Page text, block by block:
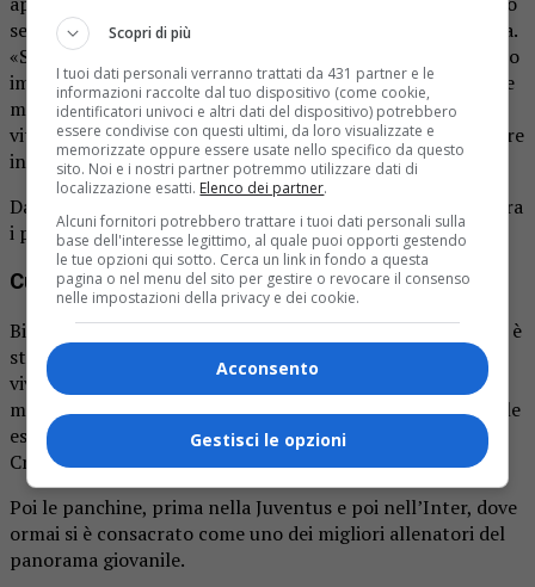
sei trofei a livello giovanili, tra cui uno scudetto Primavera.
«Sono orgoglio e contento di aver portato a casa un trofeo
importante. Una dedica particolare a mio figlio Mattia, che
mi ha reso il compito più facile», aveva dichiarato dopo la
vittoria del campionato. Era stato proprio Mattia ad andare
in rete nella partita decisiva per l’assegnazione del titolo
Da giocatore invece ha giocato a lungo al Chievo Verona tra
i professionisti.
Curriculum
Biellese doc, di Gaglianico, classe 1975, Andrea Zanchetta è
stato un centrocampista dai piedi buoni. Cresciuto nel
vivaio interista, con cui ha debuttato in A. Poi tante le
maglie indossate in quasi 20 anni di carriera. Si ricordano le
esperienze con Foggia, Chievo, Reggina, Vicenza, Lecce e
Cremonese. Tutte tra serie A e B.
Poi le panchine, prima nella Juventus e poi nell’Inter, dove
ormai si è consacrato come uno dei migliori allenatori del
panorama giovanile.
Scopri di più
I tuoi dati personali verranno trattati da 431 partner e le
informazioni raccolte dal tuo dispositivo (come cookie,
identificatori univoci e altri dati del dispositivo) potrebbero
essere condivise con questi ultimi, da loro visualizzate e
memorizzate oppure essere usate nello specifico da questo
sito. Noi e i nostri partner potremmo utilizzare dati di
localizzazione esatti. Elenco dei partner.
Alcuni fornitori potrebbero trattare i tuoi dati personali sulla
base dell'interesse legittimo, al quale puoi opporti gestendo
le tue opzioni qui sotto. Cerca un link in fondo a questa
pagina o nel menu del sito per gestire o revocare il consenso
nelle impostazioni della privacy e dei cookie.
Acconsento
Gestisci le opzioni